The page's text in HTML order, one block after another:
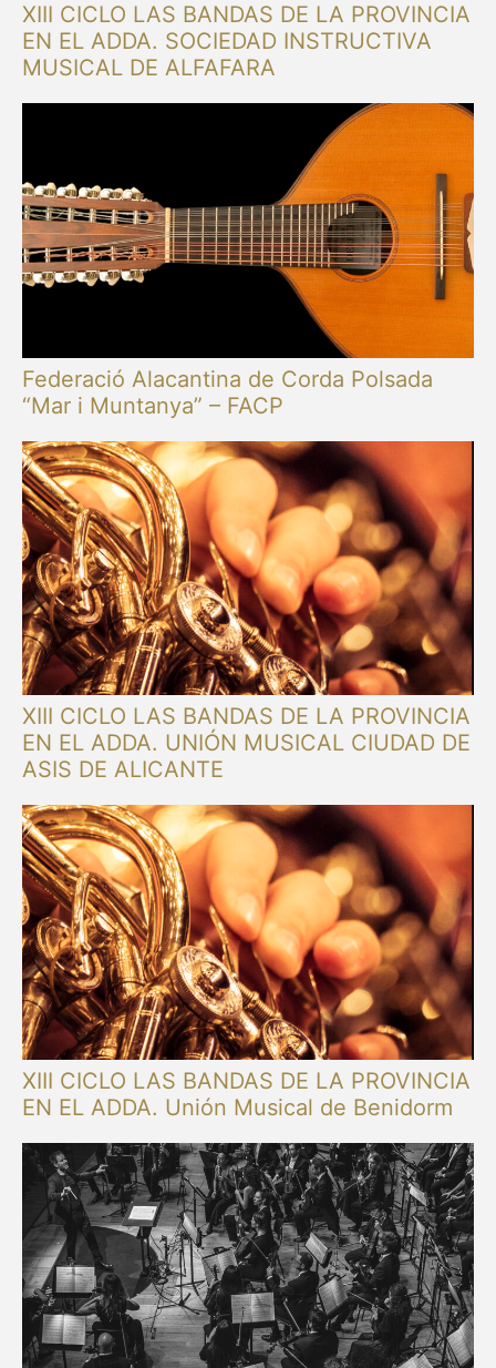
XIII CICLO LAS BANDAS DE LA PROVINCIA
EN EL ADDA. SOCIEDAD INSTRUCTIVA
MUSICAL DE ALFAFARA
Federació Alacantina de Corda Polsada
“Mar i Muntanya” – FACP
XIII CICLO LAS BANDAS DE LA PROVINCIA
EN EL ADDA. UNIÓN MUSICAL CIUDAD DE
ASIS DE ALICANTE
XIII CICLO LAS BANDAS DE LA PROVINCIA
EN EL ADDA. Unión Musical de Benidorm